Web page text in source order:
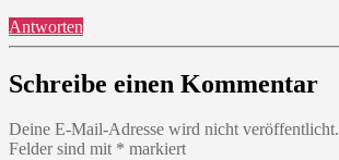
Antworten
Schreibe einen Kommentar
Deine E-Mail-Adresse wird nicht veröffentlicht.
Felder sind mit * markiert